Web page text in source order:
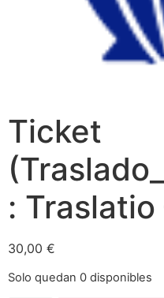
Ticket
:
30,00 €
Solo quedan 0 disponibles